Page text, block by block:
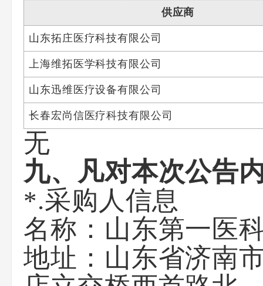
供应商
山东拓庄医疗科技有限公司
上海维拓医学科技有限公司
山东迅维医疗设备有限公司
长春宏尚信医疗科技有限公司
无
九、凡对本次公告
*.采购人信息
名称： 山东第一医
地址： 山东省济南